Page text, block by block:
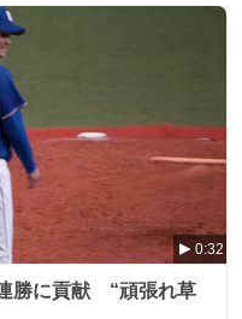
0:32
勝に貢献 “頑張れ草